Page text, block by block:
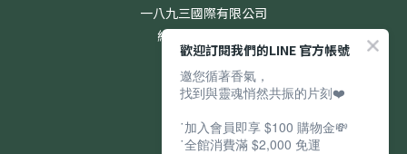
一八九三國際有限公司
統編 / 24831167
歡迎訂閱我們的LINE 官方帳號
邀您循著香氣，
找到與靈魂悄然共振的片刻❤️
˙加入會員即享 $100 購物金💸
˙全館消費滿 $2,000 免運